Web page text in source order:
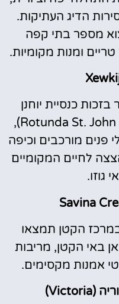
הדיג העתיקות.
מספר בתי קפה
ומנות מקומיות.
כנסיית יוחנן
המטביל (Rotunda St. John Baptist Church),
פנים מורכבים וכיפה
לחיים המקומיים
גוזו.
הקטן תמצאו
באי הקטן, מריבות
אמנות מקסימים.